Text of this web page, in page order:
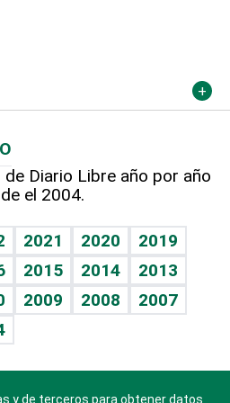
Diario Libre año por año
el 2004.
2021 2020
2019
2015 2014
2013
2009 2008
2007
y de terceros para obtener datos